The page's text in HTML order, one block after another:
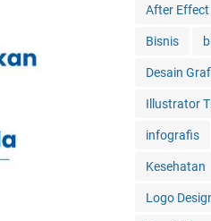
After Effect
Bisnis
Desain
Illustrator
infografis
Kesehatan
Logo